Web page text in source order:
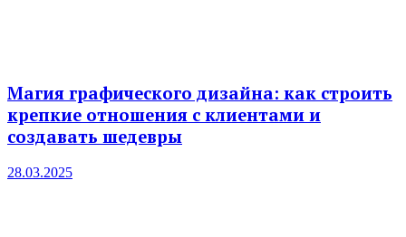
Магия графического дизайна: как строить
крепкие отношения с клиентами и
создавать шедевры
28.03.2025